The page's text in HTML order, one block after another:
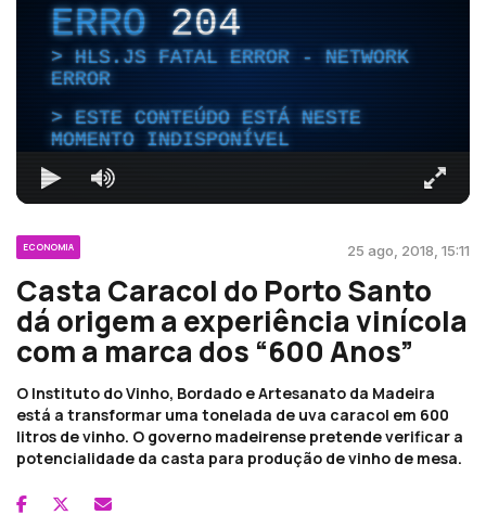
ERRO204
HLS.JS FATAL ERROR - NETWORK
ERROR
ESTE CONTEÚDO ESTÁ NESTE
MOMENTO INDISPONÍVEL
ECONOMIA 25 ago, 2018, 15:11
Casta Caracol do Porto Santo
dá origem a experiência vinícola
com a marca dos “600 Anos”
O Instituto do Vinho, Bordado e Artesanato da Madeira
está a transformar uma tonelada de uva caracol em 600
litros de vinho. O governo madeirense pretende verificar a
potencialidade da casta para produção de vinho de mesa.